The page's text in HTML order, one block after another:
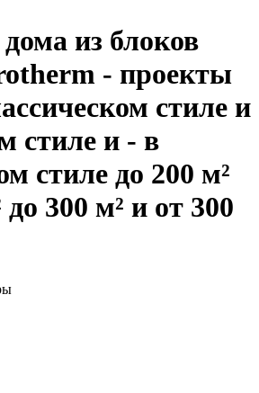
из блоков
- проекты
стиле и
стиле и - в
стиле до 200 м²
300 м² и от 300